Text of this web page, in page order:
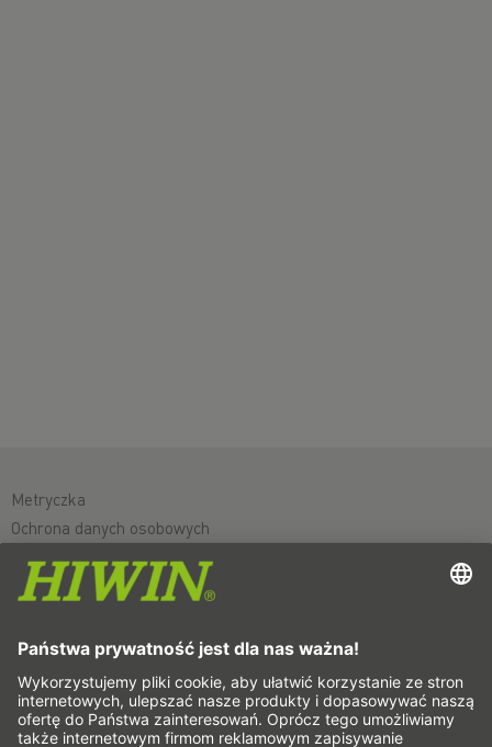
Metryczka
Ochrona danych osobowych
Ogólne warunki handlowe
Wyłączenie odpowiedzialności
Cookies
Osie liniowe & systemy osi liniowych
Osie precyzyjne & Systemy precyzyjne
Siłowniki elektryczne